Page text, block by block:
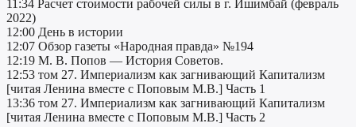
11:34 Расчет стоимости рабочей силы в г. Ишимбай (февраль
2022)
12:00 День в истории
12:07 Обзор газеты «Народная правда» №194
12:19 М. В. Попов — История Советов.
12:53 том 27. Империализм как загнивающий Капитализм
[читая Ленина вместе с Поповым М.В.] Часть 1
13:36 том 27. Империализм как загнивающий Капитализм
[читая Ленина вместе с Поповым М.В.] Часть 2